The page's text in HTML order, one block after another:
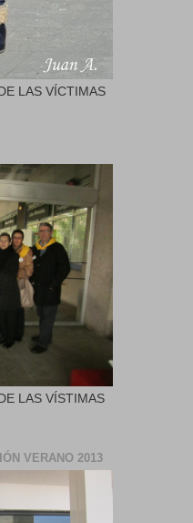
LAS VÍCTIMAS
LAS VÍSTIMAS
VERANO 2013